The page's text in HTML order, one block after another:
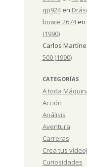
qp924en
bowie 2674en
(1990)
Carlos
500 (1990)
CATEGORÍAS
A toda
Acción
Análisis
Aventura
Carreras
Crea tus
Curiosidades